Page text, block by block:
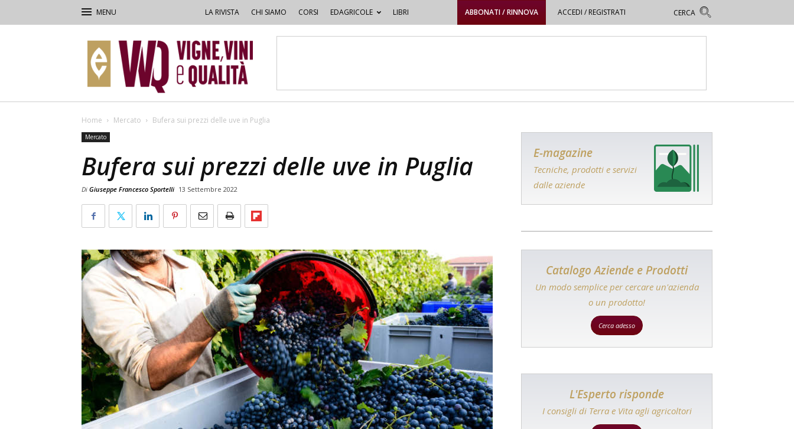
LA RIVISTA CHI SIAMO CORSI EDAGRICOLE LIBRI ABBONATI / RINNOVA ACCEDI / REGISTRATI
–
Vigne,
Vini
&
Home Mercato Bufera sui prezzi delle uve in Puglia
Mercato
Bufera sui prezzi delle uve in Puglia
Di Giuseppe Francesco Sportelli 13 Settembre 2022
E-magazine
Tecniche, prodotti e servizi
dalle aziende
Catalogo Aziende e Prodotti
Un modo semplice per cercare un'azienda
o un prodotto!
Cerca adesso
L'Esperto risponde
I consigli di Terra e Vita agli agricoltori